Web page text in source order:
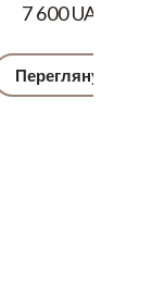
7 600 UAH
Переглянути